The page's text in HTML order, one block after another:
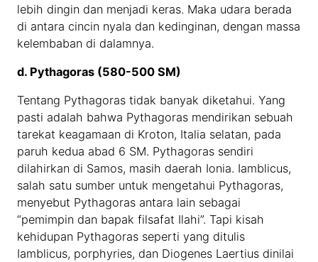
lebih dingin dan menjadi keras. Maka udara berada
di antara cincin nyala dan kedinginan, dengan massa
kelembaban di dalamnya.
d. Pythagoras (580-500 SM)
Tentang Pythagoras tidak banyak diketahui. Yang
pasti adalah bahwa Pythagoras mendirikan sebuah
tarekat keagamaan di Kroton, Italia selatan, pada
paruh kedua abad 6 SM. Pythagoras sendiri
dilahirkan di Samos, masih daerah Ionia. Iamblicus,
salah satu sumber untuk mengetahui Pythagoras,
menyebut Pythagoras antara lain sebagai
“pemimpin dan bapak filsafat Ilahi”. Tapi kisah
kehidupan Pythagoras seperti yang ditulis
Iamblicus, porphyries, dan Diogenes Laertius dinilai